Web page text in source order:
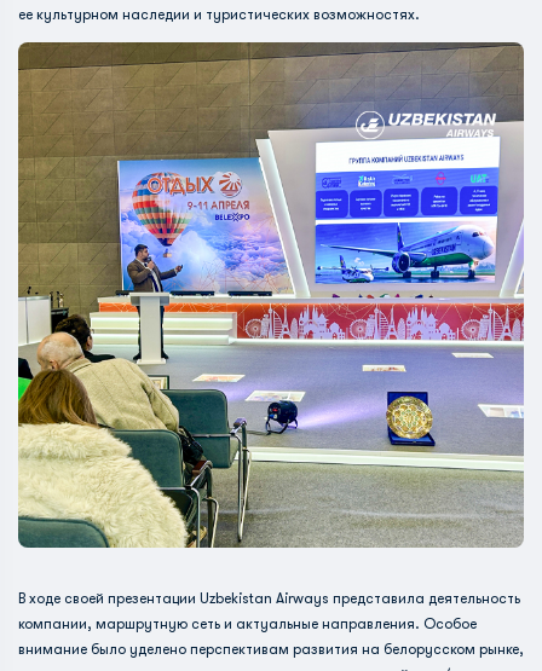
ее культурном наследии и туристических возможностях.
В ходе своей презентации Uzbekistan Airways представила деятельность
компании, маршрутную сеть и актуальные направления. Особое
внимание было уделено перспективам развития на белорусском рынке,